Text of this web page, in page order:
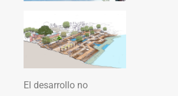
El desarrollo no